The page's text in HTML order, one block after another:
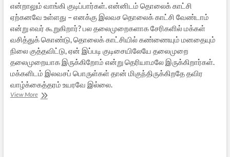
என்றாலும் வாங்கி குடிப்பார்கள். என்னிடம் தொலைக் காட்சி
ஏற்கனவே உள்ளது – எனக்கு இலவச தொலைக் காட்சி வேண்டாம்
என்று எவர் கூறுகிறார்? பல தலைமுறைகளாக சேரிகளில் மக்கள்
வசித்துக் கொண்டு, தொலைக் காட்சியில் கண்ணையும் மனதையும்
நிலை குத்தவிட்டு, ஏன் இப்படி குடிசையிலேயே தலைமுறை
தலைமுறையாக இருக்கிறோம் என்று தெரியாமலே இருக்கிறார்கள்.
மக்களிடம் இலவசப் பொருள்கள் தான் மிகுந்திருக்கிறதே தவிர
வாழ்க்கைத்தரம் உயரவே இல்லை.
View Moreஇலவசங்களில்